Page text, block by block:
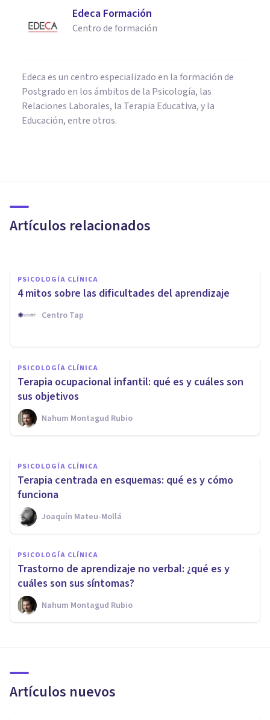
Edeca Formación
Centro de formación
Edeca es un centro especializado en la formación de
Postgrado en los ámbitos de la Psicología, las
Relaciones Laborales, la Terapia Educativa, y la
Educación, entre otros.
Artículos relacionados
referencia en Madrid
PSICOLOGÍA CLÍNICA
4 mitos sobre las dificultades del aprendizaje
Centro Tap
PSICOLOGÍA CLÍNICA
Terapia ocupacional infantil: qué es y cuáles son
sus objetivos
Nahum Montagud Rubio
​Terapia infantil: qué es y
cuáles son sus beneficios
Jonathan García-Allen
PSICOLOGÍA CLÍNICA
Terapia centrada en esquemas: qué es y cómo
funciona
Joaquín Mateu-Mollá
PSICOLOGÍA CLÍNICA
Trastorno de aprendizaje no verbal: ¿qué es y
cuáles son sus síntomas?
Nahum Montagud Rubio
Artículos nuevos